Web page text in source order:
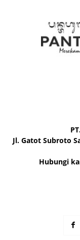
Jl. Gatot Subroto
Hubungi